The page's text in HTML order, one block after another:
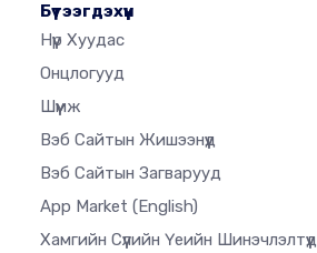
Бүтээгдэхүүн
Нүүр Хуудас
Онцлогууд
Шүүмж
Вэб Сайтын Жишээнүүд
Вэб Сайтын Загварууд
App Market (English)
Хамгийн Сүүлийн Үеийн Шинэчлэлтүүд